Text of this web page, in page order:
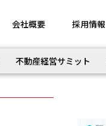
会社概要 採用情報
不動産経営サミット